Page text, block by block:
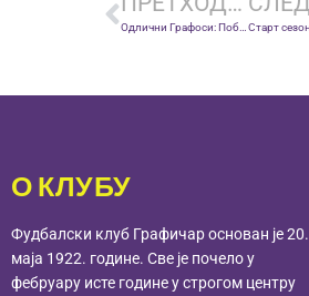
О КЛУБУ
Фудбалски клуб Графичар основан је 20.
маја 1922. године. Све је почело у
фебруару исте године у строгом центру